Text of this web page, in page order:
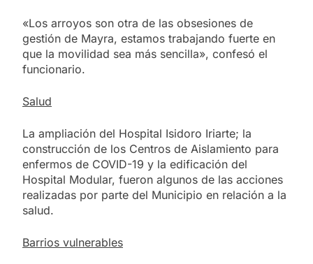
«Los arroyos son otra de las obsesiones de
gestión de Mayra, estamos trabajando fuerte en
que la movilidad sea más sencilla», confesó el
funcionario.
Salud
La ampliación del Hospital Isidoro Iriarte; la
construcción de los Centros de Aislamiento para
enfermos de COVID-19 y la edificación del
Hospital Modular, fueron algunos de las acciones
realizadas por parte del Municipio en relación a la
salud.
Barrios vulnerables